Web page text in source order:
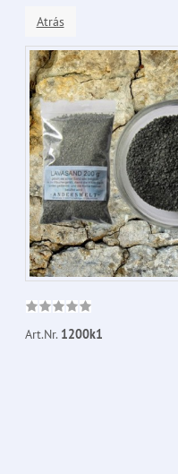
Atrás
Art.Nr. 1200k1